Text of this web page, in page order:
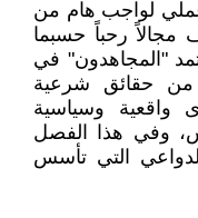
عملي لواجب هام من
مجالاً رحباً حسبما
"المجاهدون" في
من حقائق شرعية
واقعية وسياسية
وفي هذا الفصل
التي تأسس